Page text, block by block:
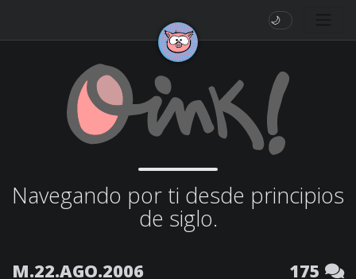
🌙
Navegando por ti desde principios
de siglo.
M.22.AGO.2006 175